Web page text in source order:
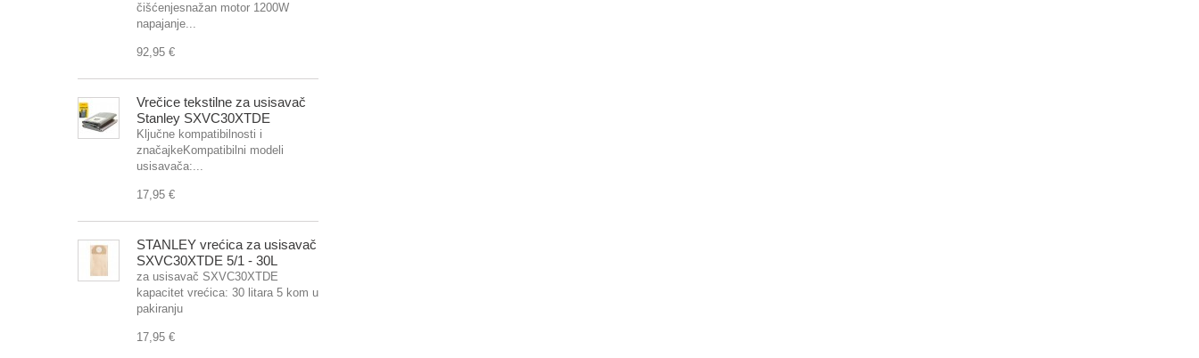
čišćenjesnažan motor 1200W
napajanje...
92,95 €
Vrečice tekstilne za usisavač
Stanley SXVC30XTDE
Ključne kompatibilnosti i
značajkeKompatibilni modeli
usisavača:...
17,95 €
STANLEY vrećica za usisavač
SXVC30XTDE 5/1 - 30L
za usisavač SXVC30XTDE
kapacitet vrećica: 30 litara 5 kom u
pakiranju
17,95 €